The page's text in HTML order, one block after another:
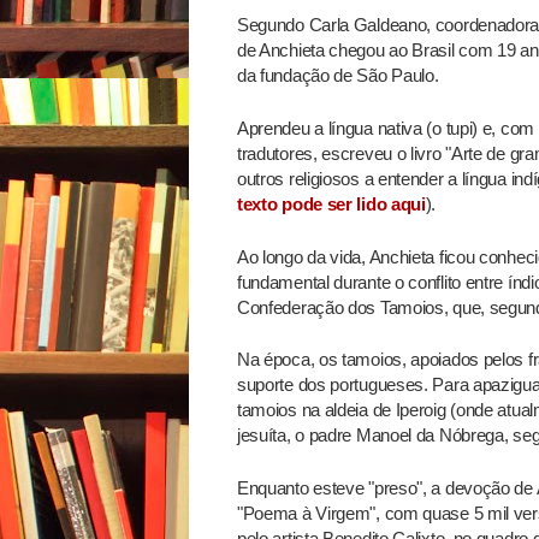
Segundo Carla Galdeano,
de Anchieta chegou ao Brasil com 19
da fundação de São Paulo.
Aprendeu a língua nativa (o tupi) e,
tradutores, escreveu o livro "Arte de
outros religiosos a entender a língua
texto pode ser lido aqui).
Ao longo da vida, Anchieta ficou
fundamental durante o conflito entre
Confederação dos Tamoios, que,
Na época, os tamoios, apoiados pelos
suporte dos portugueses. Para
tamoios na aldeia de Iperoig (onde
jesuíta, o padre Manoel da Nóbrega,
Enquanto esteve "preso", a devoção
"Poema à Virgem", com quase 5 mil